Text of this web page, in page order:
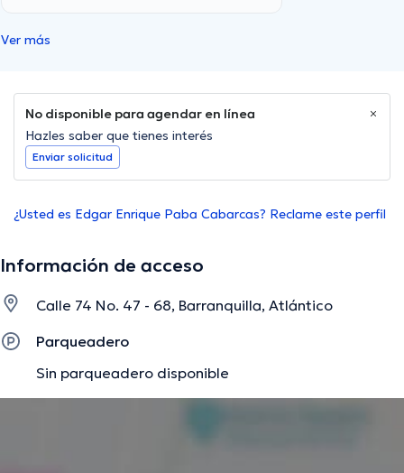
Ver más
No disponible para agendar en línea
Hazles saber que tienes interés
Enviar solicitud
¿Usted es Edgar Enrique Paba Cabarcas? Reclame este perfil
Información de acceso
Calle 74 No. 47 - 68, Barranquilla, Atlántico
Parqueadero
Sin parqueadero disponible